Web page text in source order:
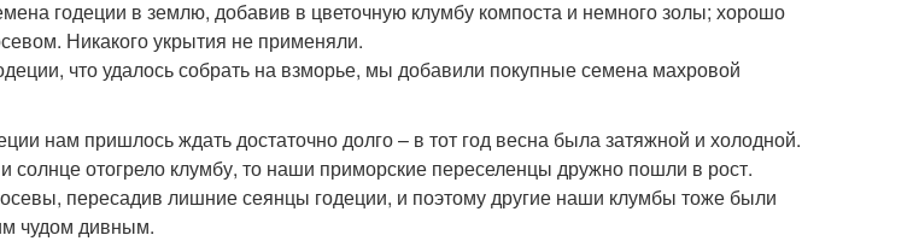
годеции в землю, добавив в цветочную клумбу компоста и немного золы; хорошо
Никакого укрытия не применяли.
что удалось собрать на взморье, мы добавили покупные семена махровой
нам пришлось ждать достаточно долго – в тот год весна была затяжной и холодной.
солнце отогрело клумбу, то наши приморские переселенцы дружно пошли в рост.
пересадив лишние сеянцы годеции, и поэтому другие наши клумбы тоже были
чудом дивным.